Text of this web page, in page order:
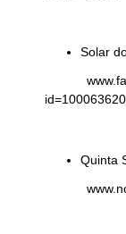
Solar
Quinta